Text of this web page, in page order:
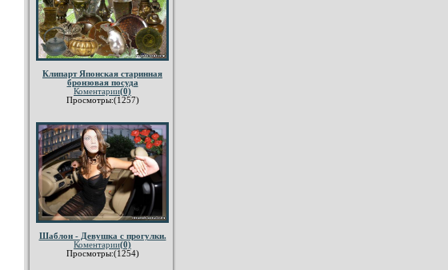
Клипарт Японская старинная
бронзовая посуда
Коментарии(0)
Просмотры:(1257)
Шаблон - Девушка с прогулки.
Коментарии(0)
Просмотры:(1254)